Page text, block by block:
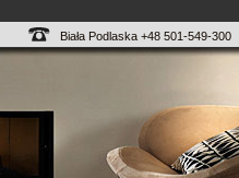
Biała Podlaska +48 501-549-300